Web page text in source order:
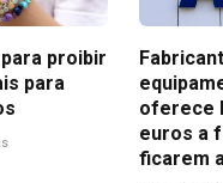
proibir
para
oferece
euros a
ficarem